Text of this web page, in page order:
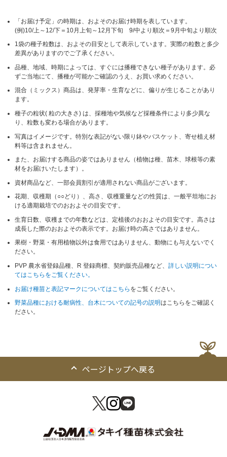
「お届け予定」の時期は、およそのお届け時期を表しています。
(例)10/上～12/下＝10月上旬～12月下旬 9/中より順次＝9月中旬より順次
1袋の種子粒数は、およその目安として表示しています。実際の粒数と多少
差異がありますのでご了承ください。
品種、地域、時期によっては、すぐには播種できない種子があります。必
ずご当地にて、播種が可能かご確認のうえ、お買い求めください。
混合（ミックス）商品は、発芽率・生育などに、偏りが生じることがあり
ます。
種子の粒状( 粒の大きさ) は、採種地や気候など採種条件により多少異な
り、粒数も変わる場合があります。
写真はイメージです。特別な表記がない限り鉢やバスケット、寄せ植え材
料等は含まれません。
また、お届けする商品の姿ではありません（植物は種、苗木、球根等の素
材をお届けいたします）。
資材商品など、一部会員割引が適用されない商品がございます。
花期、収穫期（○○どり）、高さ、収穫重量などの性質は、一般平坦地にお
ける適期栽培でのおおよその目安です。
生育日数、収穫までの年数などは、定植後のおおよその目安です。高さは
成長した際のおおよその表示です。お届け時の高さではありません。
果樹・野菜・有用植物以外は食用ではありません、動物にも与えないでく
ださい。
PVP 農水省登録品種、R 登録商標、契約販売品種など、詳しい説明につい
てはこちらをご覧ください。
お届け種苗と表記マークについてはこちら をご覧ください。
野菜品種における耐病性、台木についての記号の説明はこちらをご確認く
ださい。
ページトップへ戻る